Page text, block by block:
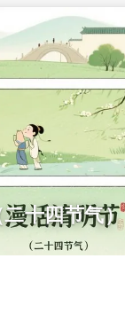
属性
的前身
割股奉君的传说
习俗
柳十四节气）